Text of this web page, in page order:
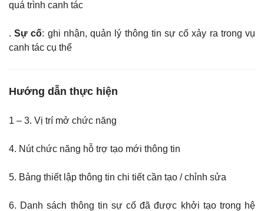
quá trình canh tác
.Sự cố: ghi nhận, quản lý thông tin sự cố xảy ra trong vụ
canh tác cụ thể
Hướng dẫn thực hiện
1 – 3. Vị trí mở chức năng
4. Nút chức năng hỗ trợ tạo mới thông tin
5. Bảng thiết lập thông tin chi tiết cần tạo / chỉnh sửa
6. Danh sách thông tin sự cố đã được khởi tạo trong hệ